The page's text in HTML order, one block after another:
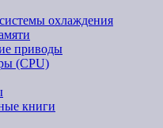
охлаждения
приводы
(CPU)
книги